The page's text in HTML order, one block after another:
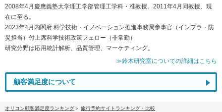
2008年4月慶應義塾大学理工学部管理工学科・准教授。2011年4月同教授、現
在に至る。
2023年4月内閣府 科学技術・イノベーション推進事務局参事官（インフラ・防
災担当）付上席科学技術政策フェロー（非常勤）
研究分野は応用統計解析、品質管理、マーケティング。
≫鈴木研究室についての詳細はこちら
顧客満足度について
オリコン顧客満足度ランキング
旅行予約サイトランキング・比較